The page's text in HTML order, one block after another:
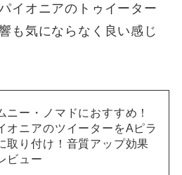
イオニアのトゥイーター
も気にならなく良い感じ
ニー・ノマドにおすすめ！
オニアのツイーターをAピラ
取り付け！音質アップ効果
ビュー